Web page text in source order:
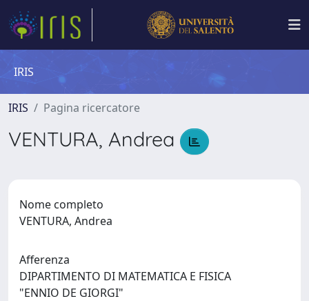
IRIS
IRIS Pagina ricercatore
VENTURA, Andrea
Nome completo
VENTURA, Andrea
Afferenza
DIPARTIMENTO DI MATEMATICA E FISICA
"ENNIO DE GIORGI"